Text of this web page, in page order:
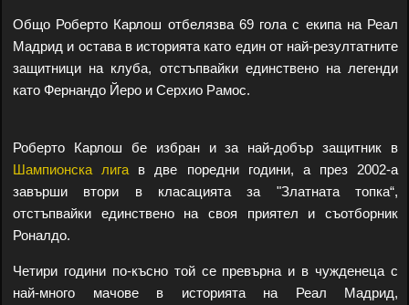
Общо Роберто Карлош отбелязва 69 гола с екипа на Реал
Мадрид и остава в историята като един от най-резултатните
защитници на клуба, отстъпвайки единствено на легенди
като Фернандо Йеро и Серхио Рамос.
Роберто Карлош бе избран и за най-добър защитник в
Шампионска лига в две поредни години, а през 2002-а
завърши втори в класацията за "Златната топка“,
отстъпвайки единствено на своя приятел и съотборник
Роналдо.
Четири години по-късно той се превърна и в чужденеца с
най-много мачове в историята на Реал Мадрид,